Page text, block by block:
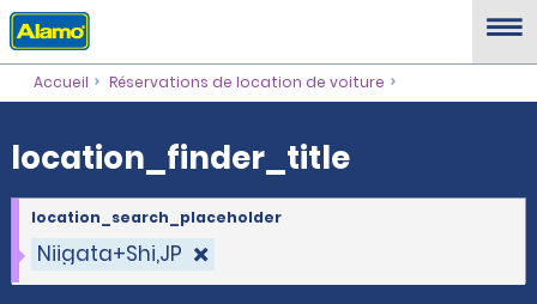
location_finder_title
Accueil Réservations de location de voiture
location_finder_title
Niigata+Shi,JP
location_search_placeholder